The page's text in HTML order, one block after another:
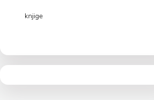
knjige